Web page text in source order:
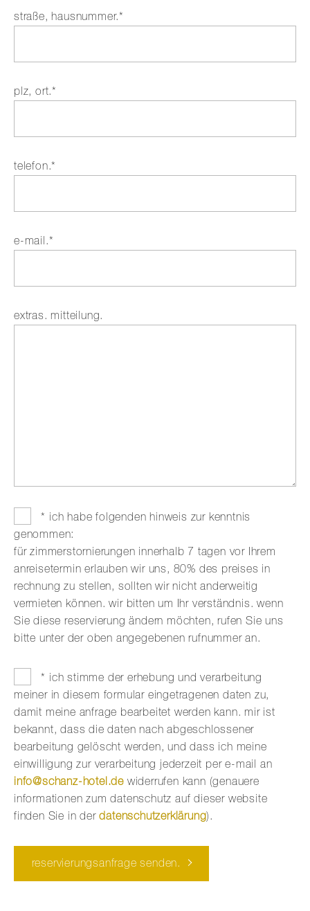
Pflichtfeld
straße, hausnummer.*
Pflichtfeld
plz, ort.*
Pflichtfeld
telefon.*
Pflichtfeld
e-mail.*
extras. mitteilung.
* ich habe folgenden hinweis zur kenntnis
genommen:
für zimmerstornierungen innerhalb 7 tagen vor Ihrem
anreisetermin erlauben wir uns, 80% des preises in
rechnung zu stellen, sollten wir nicht anderweitig
vermieten können. wir bitten um Ihr verständnis. wenn
Sie diese reservierung ändern möchten, rufen Sie uns
bitte unter der oben angegebenen rufnummer an.
* ich stimme der erhebung und verarbeitung
meiner in diesem formular eingetragenen daten zu,
damit meine anfrage bearbeitet werden kann. mir ist
bekannt, dass die daten nach abgeschlossener
bearbeitung gelöscht werden, und dass ich meine
einwilligung zur verarbeitung jederzeit per e-mail an
info@schanz-hotel.de widerrufen kann (genauere
informationen zum datenschutz auf dieser website
finden Sie in derdatenschutzerklärung).
reservierungs­anfrage senden.